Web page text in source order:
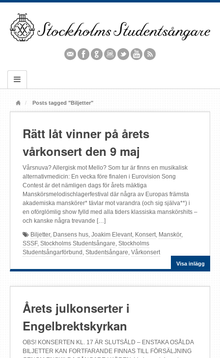
Posts tagged "Biljetter"
Rätt låt vinner på årets
vårkonsert den 9 maj
Vårsnuva? Allergisk mot Mello? Som tur är finns en musikalisk
alternativmedicin: En vecka före finalen i Eurovision Song
Contest är det nämligen dags för årets mäktiga
Manskörsmelodischlagerfestival där några av Europas främsta
akademiska manskörer* tävlar mot varandra (och sig själva**) i
en oförglömlig show fylld med alla tiders klassiska manskörshits –
och kanske några trevande […]
Visa inlägg
Biljetter, Dansens hus, Joakim Elevant, Konsert, Manskör,
SSSF, Stockholms Studentsångare, Stockholms
Studentsångarförbund, Studentsångare, Vårkonsert
Årets julkonserter i
Engelbrektskyrkan
OBS! KONSERTEN KL. 17 ÄR SLUTSÅLD – ENSTAKA OSÅLDA
BILJETTER KAN FORTFARANDE FINNAS TILL FÖRSÄLJNING